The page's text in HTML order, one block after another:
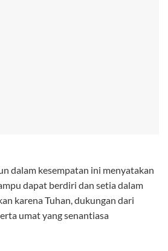
dalam kesempatan ini menyatakan
dapat berdiri dan setia dalam
karena Tuhan, dukungan dari
umat yang senantiasa